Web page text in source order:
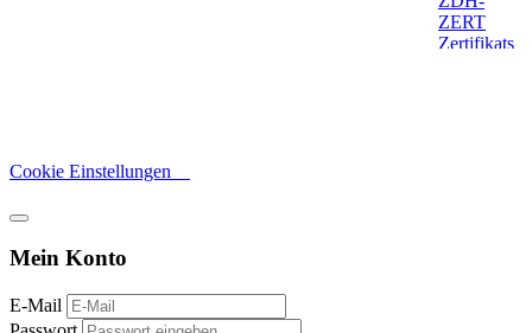
Cookie Einstellungen
Mein Konto
E-Mail